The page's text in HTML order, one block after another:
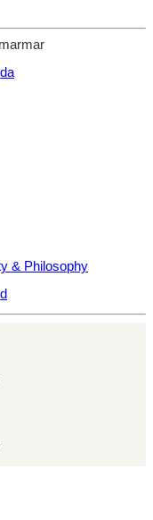
& Philosophy